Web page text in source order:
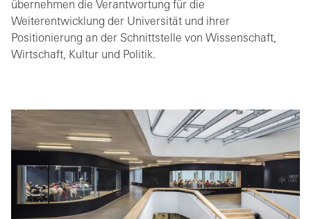
übernehmen die Verantwortung für die
Weiterentwicklung der Universität und ihrer
Positionierung an der Schnittstelle von Wissenschaft,
Wirtschaft, Kultur und Politik.